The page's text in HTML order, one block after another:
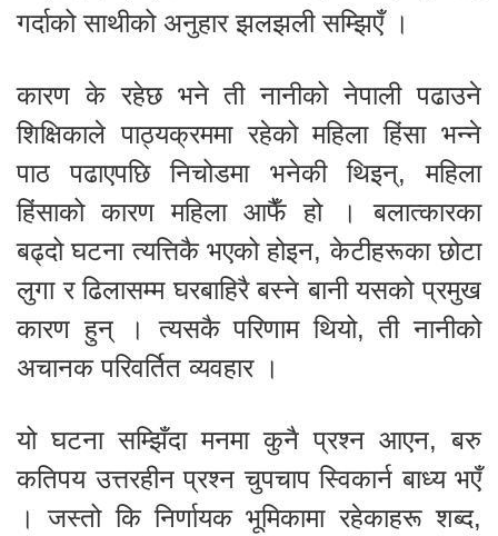
गर्दाको साथीको अनुहार झलझली सम्झिएँ ।
कारण के रहेछ भने ती नानीको नेपाली पढाउने
शिक्षिकाले पाठ्यक्रममा रहेको महिला हिंसा भन्ने
पाठ पढाएपछि निचोडमा भनेकी थिइन्, महिला
हिंसाको कारण महिला आफैँ हो । बलात्कारका
बढ्दो घटना त्यत्तिकै भएको होइन, केटीहरूका छोटा
लुगा र ढिलासम्म घरबाहिरै बस्ने बानी यसको प्रमुख
कारण हुन् । त्यसकै परिणाम थियो, ती नानीको
अचानक परिवर्तित व्यवहार ।
यो घटना सम्झिँदा मनमा कुनै प्रश्न आएन, बरु
कतिपय उत्तरहीन प्रश्न चुपचाप स्विकार्न बाध्य भएँ
। जस्तो कि निर्णायक भूमिकामा रहेकाहरू शब्द,